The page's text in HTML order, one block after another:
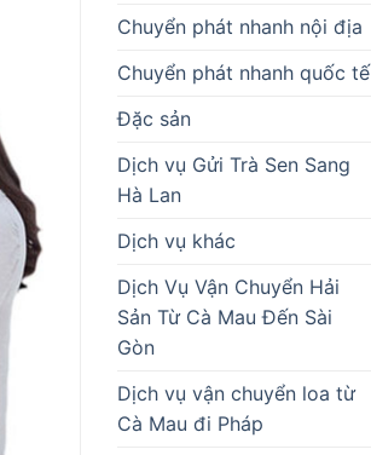
Chuyển phát nhanh nội địa
Chuyển phát nhanh quốc tế
Đặc sản
Dịch vụ Gửi Trà Sen Sang
Hà Lan
Dịch vụ khác
Dịch Vụ Vận Chuyển Hải
Sản Từ Cà Mau Đến Sài
Gòn
Dịch vụ vận chuyển loa từ
Cà Mau đi Pháp